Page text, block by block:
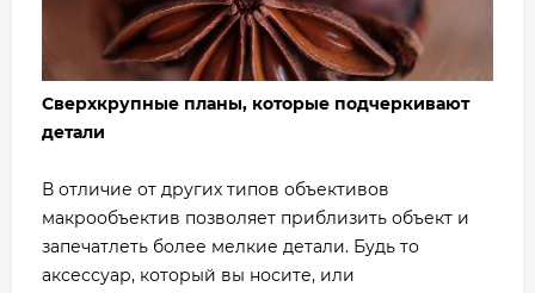
Сверхкрупные планы, которые подчеркивают
детали
В отличие от других типов объективов
макрообъектив позволяет приблизить объект и
запечатлеть более мелкие детали. Будь то
аксессуар, который вы носите, или